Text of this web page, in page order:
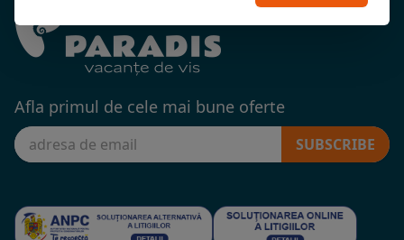
Afla primul de cele mai bune oferte
SUBSCRIBE